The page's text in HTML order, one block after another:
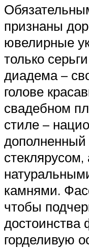
признаны
ювелирные
только
диадема –
голове
свадебном
стиле –
дополненный
камнями.
чтобы
достоинства
горделивую